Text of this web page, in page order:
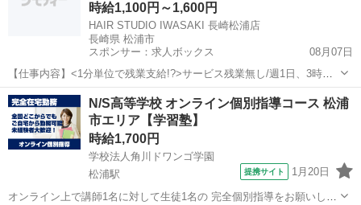
時給1,100円～1,600円
HAIR STUDIO IWASAKI 長崎松浦店
長崎県 松浦市
スポンサー：求人ボックス
08月07日
【仕事内容】<1分単位で残業支給!?>サービス残業無し/週1日、3時間
～OK/定着率88% <募集職種> 美容師 <仕事内容> スタイリスト業務全
般をお任せします。 特殊な技術・ノルマはなく、自分のペースで長く
続けられるサロンワー...
アルバイト・パート
N/S高等学校 オンライン個別指導コース 松浦
市エリア【学習塾】
時給1,700円
学校法人角川ドワンゴ学園
松浦駅
提携サイト 1月20日
オンライン上で講師1名に対して生徒1名の 完全個別指導をお願いしま